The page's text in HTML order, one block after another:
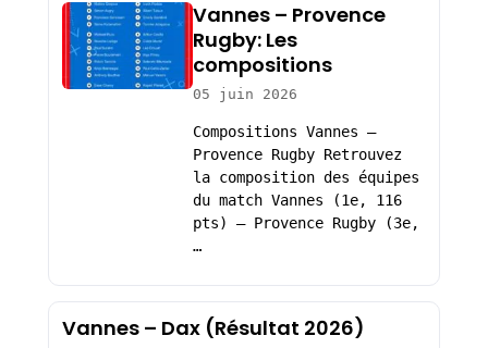
Vannes – Provence
Rugby: Les
compositions
05 juin 2026
Compositions Vannes –
Provence Rugby Retrouvez
la composition des équipes
du match Vannes (1e, 116
pts) – Provence Rugby (3e,
…
Vannes – Dax (Résultat 2026)